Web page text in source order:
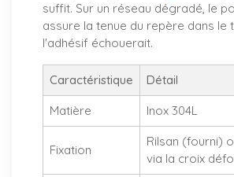
suffit. Sur un réseau dégradé, le
assure la tenue du repère dans le
l'adhésif échouerait.
Caractéristique Détail
Matière Inox 304L
Fixation
Rilsan (fourni)
via la croix